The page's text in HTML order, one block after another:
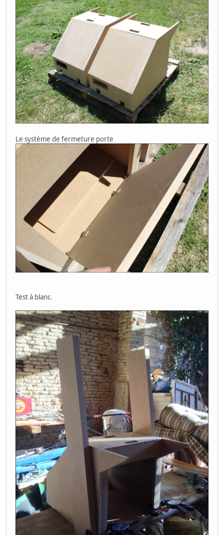
Raiden III
Raiden IV
Shikigami No Shiro 3
VIDEO SYSTEM (3):
Turbo Force
Sonic Wings Limited
Aero Fighters
Le système de fermeture porte
Test à blanc.